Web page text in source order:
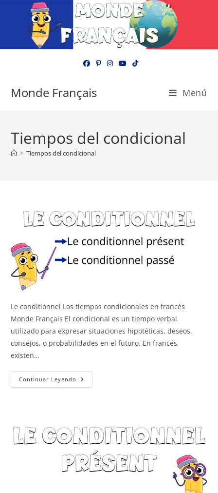
Monde Français Menú
Tiempos del condicional
> Tiempos del condicional
Le conditionnel Los tiempos condicionales en francés
Monde Français El condicional es un tiempo verbal
utilizado para expresar situaciones hipotéticas, deseos,
consejos, o probabilidades en el futuro. En francés,
existen…
Continuar Leyendo Le
Conditionnel